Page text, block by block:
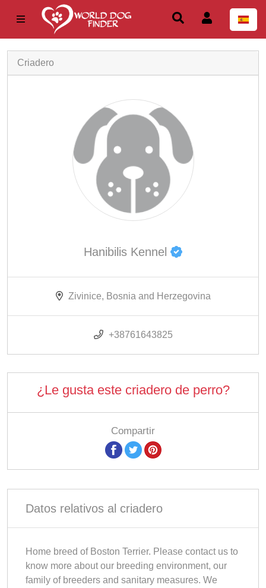
Criadero
Hanibilis Kennel
Zivinice, Bosnia and Herzegovina
+38761643825
¿Le gusta este criadero de perro?
Compartir
Datos relativos al criadero
Home breed of Boston Terrier. Please contact us to
know more about our breeding environment, our
family of breeders and sanitary measures. We